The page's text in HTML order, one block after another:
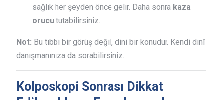
sağlık her şeyden önce gelir. Daha sonra kaza
orucu tutabilirsiniz.
Not: Bu tıbbi bir görüş değil, dini bir konudur. Kendi dinî
danışmanınıza da sorabilirsiniz.
Kolposkopi Sonrası Dikkat